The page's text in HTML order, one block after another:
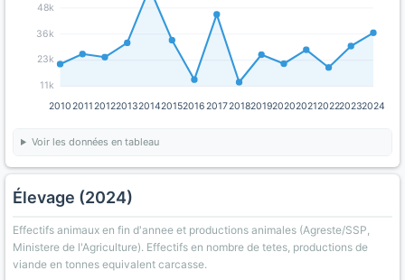
11k
23k
36k
48k
201020112012201320142015201620172018201920202021202220232024
Voir les données en tableau
Élevage (2024)
Effectifs animaux en fin d'annee et productions animales (Agreste/SSP,
Ministere de l'Agriculture). Effectifs en nombre de tetes, productions de
viande en tonnes equivalent carcasse.